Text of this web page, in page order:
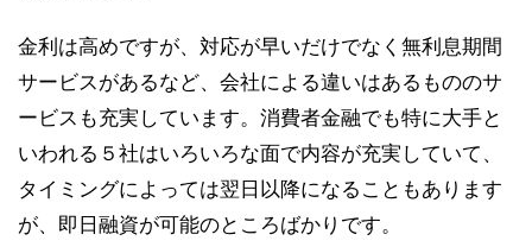
金利は高めですが、対応が早いだけでなく無利息期間
サービスがあるなど、会社による違いはあるもののサ
ービスも充実しています。 消費者金融でも特に大手と
いわれる５社はいろいろな面で内容が充実していて、
タイミングによっては翌日以降になることもあります
が、即日融資が可能のところばかりです。